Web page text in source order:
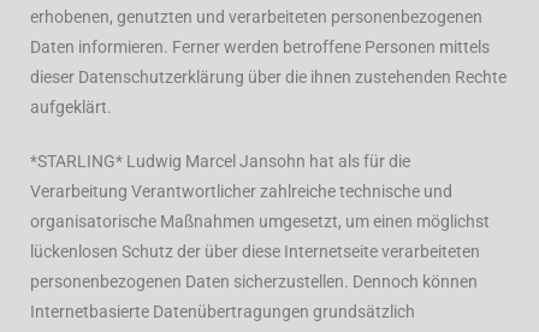
erhobenen, genutzten und verarbeiteten personenbezogenen
Daten informieren. Ferner werden betroffene Personen mittels
dieser Datenschutzerklärung über die ihnen zustehenden Rechte
aufgeklärt.
*STARLING* Ludwig Marcel Jansohn hat als für die
Verarbeitung Verantwortlicher zahlreiche technische und
organisatorische Maßnahmen umgesetzt, um einen möglichst
lückenlosen Schutz der über diese Internetseite verarbeiteten
personenbezogenen Daten sicherzustellen. Dennoch können
Internetbasierte Datenübertragungen grundsätzlich